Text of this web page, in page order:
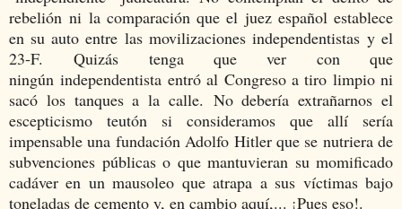
rebelión ni la comparación que el juez español establece
en su auto entre las movilizaciones independentistas y el
23-F. Quizás tenga que ver con que
ningún independentista entró al Congreso a tiro limpio ni
sacó los tanques a la calle. No debería extrañarnos el
escepticismo teutón si consideramos que allí sería
impensable una fundación Adolfo Hitler que se nutriera de
subvenciones públicas o que mantuvieran su momificado
cadáver en un mausoleo que atrapa a sus víctimas bajo
toneladas de cemento y, en cambio aquí,... ¡Pues eso!.